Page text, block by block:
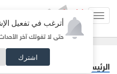
أترغب في تفعيل
حتى لا تفوتك آخر الأحداث
اشترك
الرئيسية